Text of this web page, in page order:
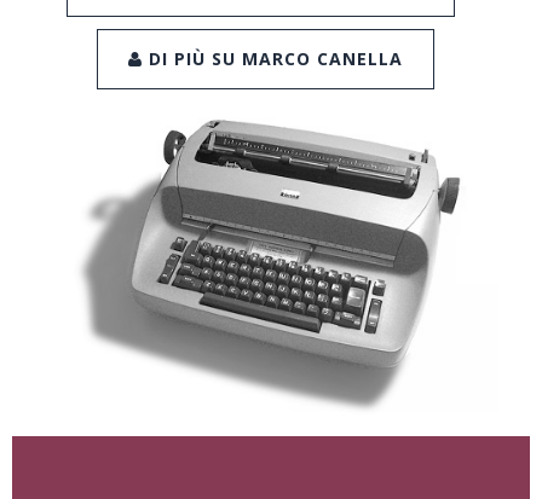
DI PIÙ SU MARCO CANELLA